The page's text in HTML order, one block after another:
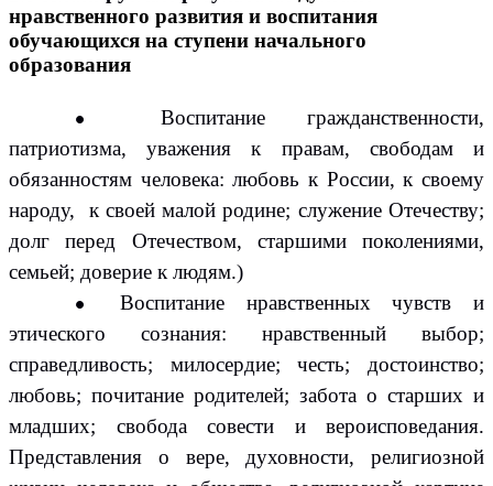
нравственного развития и воспитания
обучающихся на ступени начального
образования
Воспитание гражданственности,
патриотизма, уважения к правам, свободам и
обязанностям человека: любовь к России, к своему
народу, к своей малой родине; служение Отечеству;
долг перед Отечеством, старшими поколениями,
семьей; доверие к людям.)
Воспитание нравственных чувств и
этического сознания: нравственный выбор;
справедливость; милосердие; честь; достоинство;
любовь; почитание родителей; забота о старших и
младших; свобода совести и вероисповедания.
Представления о вере, духовности, религиозной